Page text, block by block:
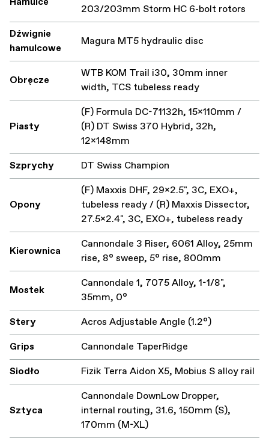
203/203mm Storm HC 6-bolt rotors
Dźwignie
hamulcowe
Magura MT5 hydraulic disc
Obręcze
WTB KOM Trail i30, 30mm inner
width, TCS tubeless ready
Piasty
(F) Formula DC-71132h, 15x110mm /
(R) DT Swiss 370 Hybrid, 32h,
12x148mm
Szprychy
DT Swiss Champion
Opony
(F) Maxxis DHF, 29x2.5", 3C, EXO+,
tubeless ready / (R) Maxxis Dissector,
27.5x2.4", 3C, EXO+, tubeless ready
Kierownica
Cannondale 3 Riser, 6061 Alloy, 25mm
rise, 8° sweep, 5° rise, 800mm
Mostek
Cannondale 1, 7075 Alloy, 1-1/8",
35mm, 0°
Stery
Acros Adjustable Angle (1.2°)
Grips
Cannondale TaperRidge
Siodło
Fizik Terra Aidon X5, Mobius S alloy rail
Sztyca
Cannondale DownLow Dropper,
internal routing, 31.6, 150mm (S),
170mm (M-XL)